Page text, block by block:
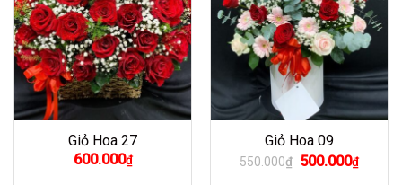
Giỏ Hoa 27
600.000₫
Giỏ Hoa 09
550.000₫ Giá
500.000₫Giá
hiện